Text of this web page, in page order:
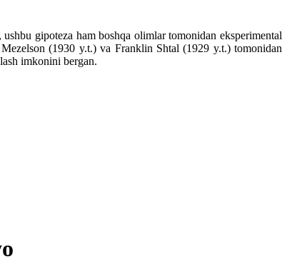
gipoteza ham boshqa olimlar tomonidan eksperimental
(1930 y.t.) va Franklin Shtal (1929 y.t.) tomonidan
imkonini bergan.